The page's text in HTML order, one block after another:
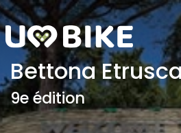
Saut au contenu
Bettona
9e édition